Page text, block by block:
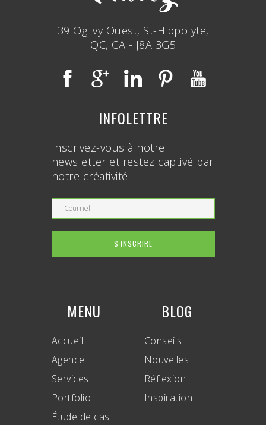
39 Ogilvy Ouest, St-Hippolyte,
QC, CA - J8A 3G5
INFOLETTRE
Inscrivez-vous à notre
newsletter et restez captivé par
notre créativité.
MENU
Accueil
Agence
Services
Portfolio
Étude de cas
BLOG
Conseils
Nouvelles
Réflexion
Inspiration